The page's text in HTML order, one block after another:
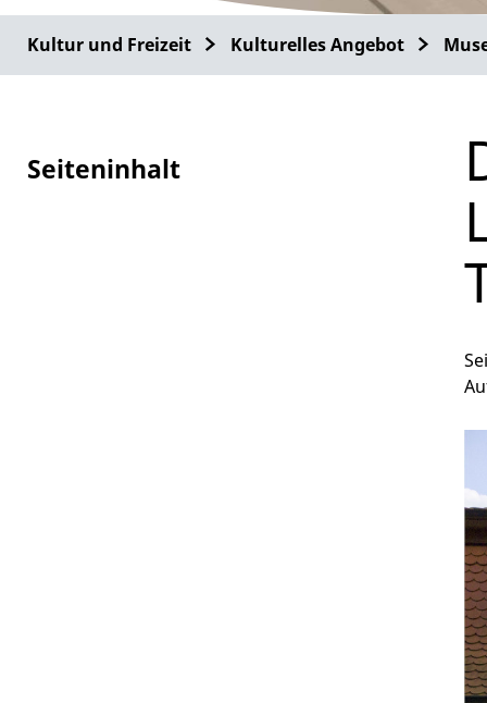
Kultur und Freizeit Kulturelles Angebot
Seiteninhalt